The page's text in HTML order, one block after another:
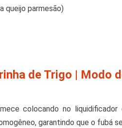
queijo parmesão)
de Trigo | Modo
colocando no
garantindo que o fubá